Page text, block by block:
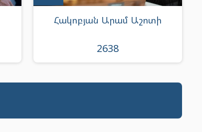
Հակոբյան Արամ Աշոտի
2638